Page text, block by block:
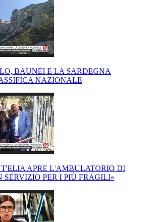
BAUNEI E LA SARDEGNA
NAZIONALE
APRE L'AMBULATORIO DI
SERVIZIO PER I PIÙ FRAGILI»